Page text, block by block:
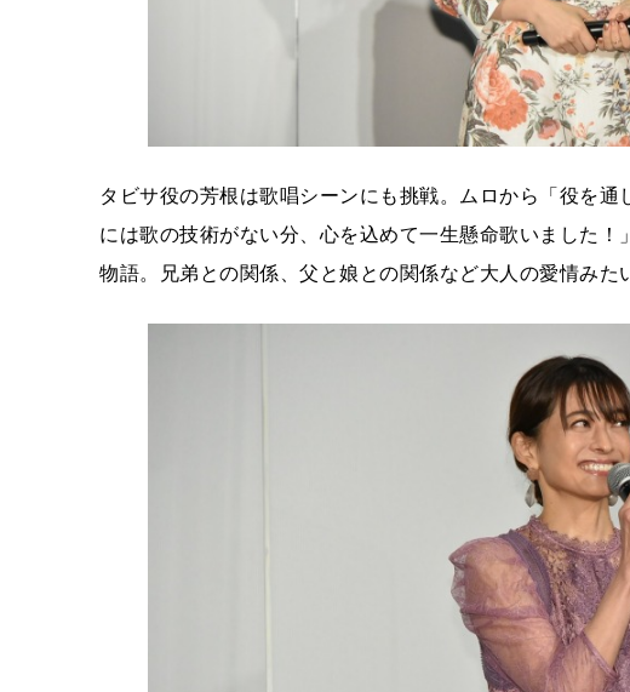
タビサ役の芳根は歌唱シーンにも挑戦。ムロから「役を
には歌の技術がない分、心を込めて一生懸命歌いました
物語。兄弟との関係、父と娘との関係など大人の愛情みた